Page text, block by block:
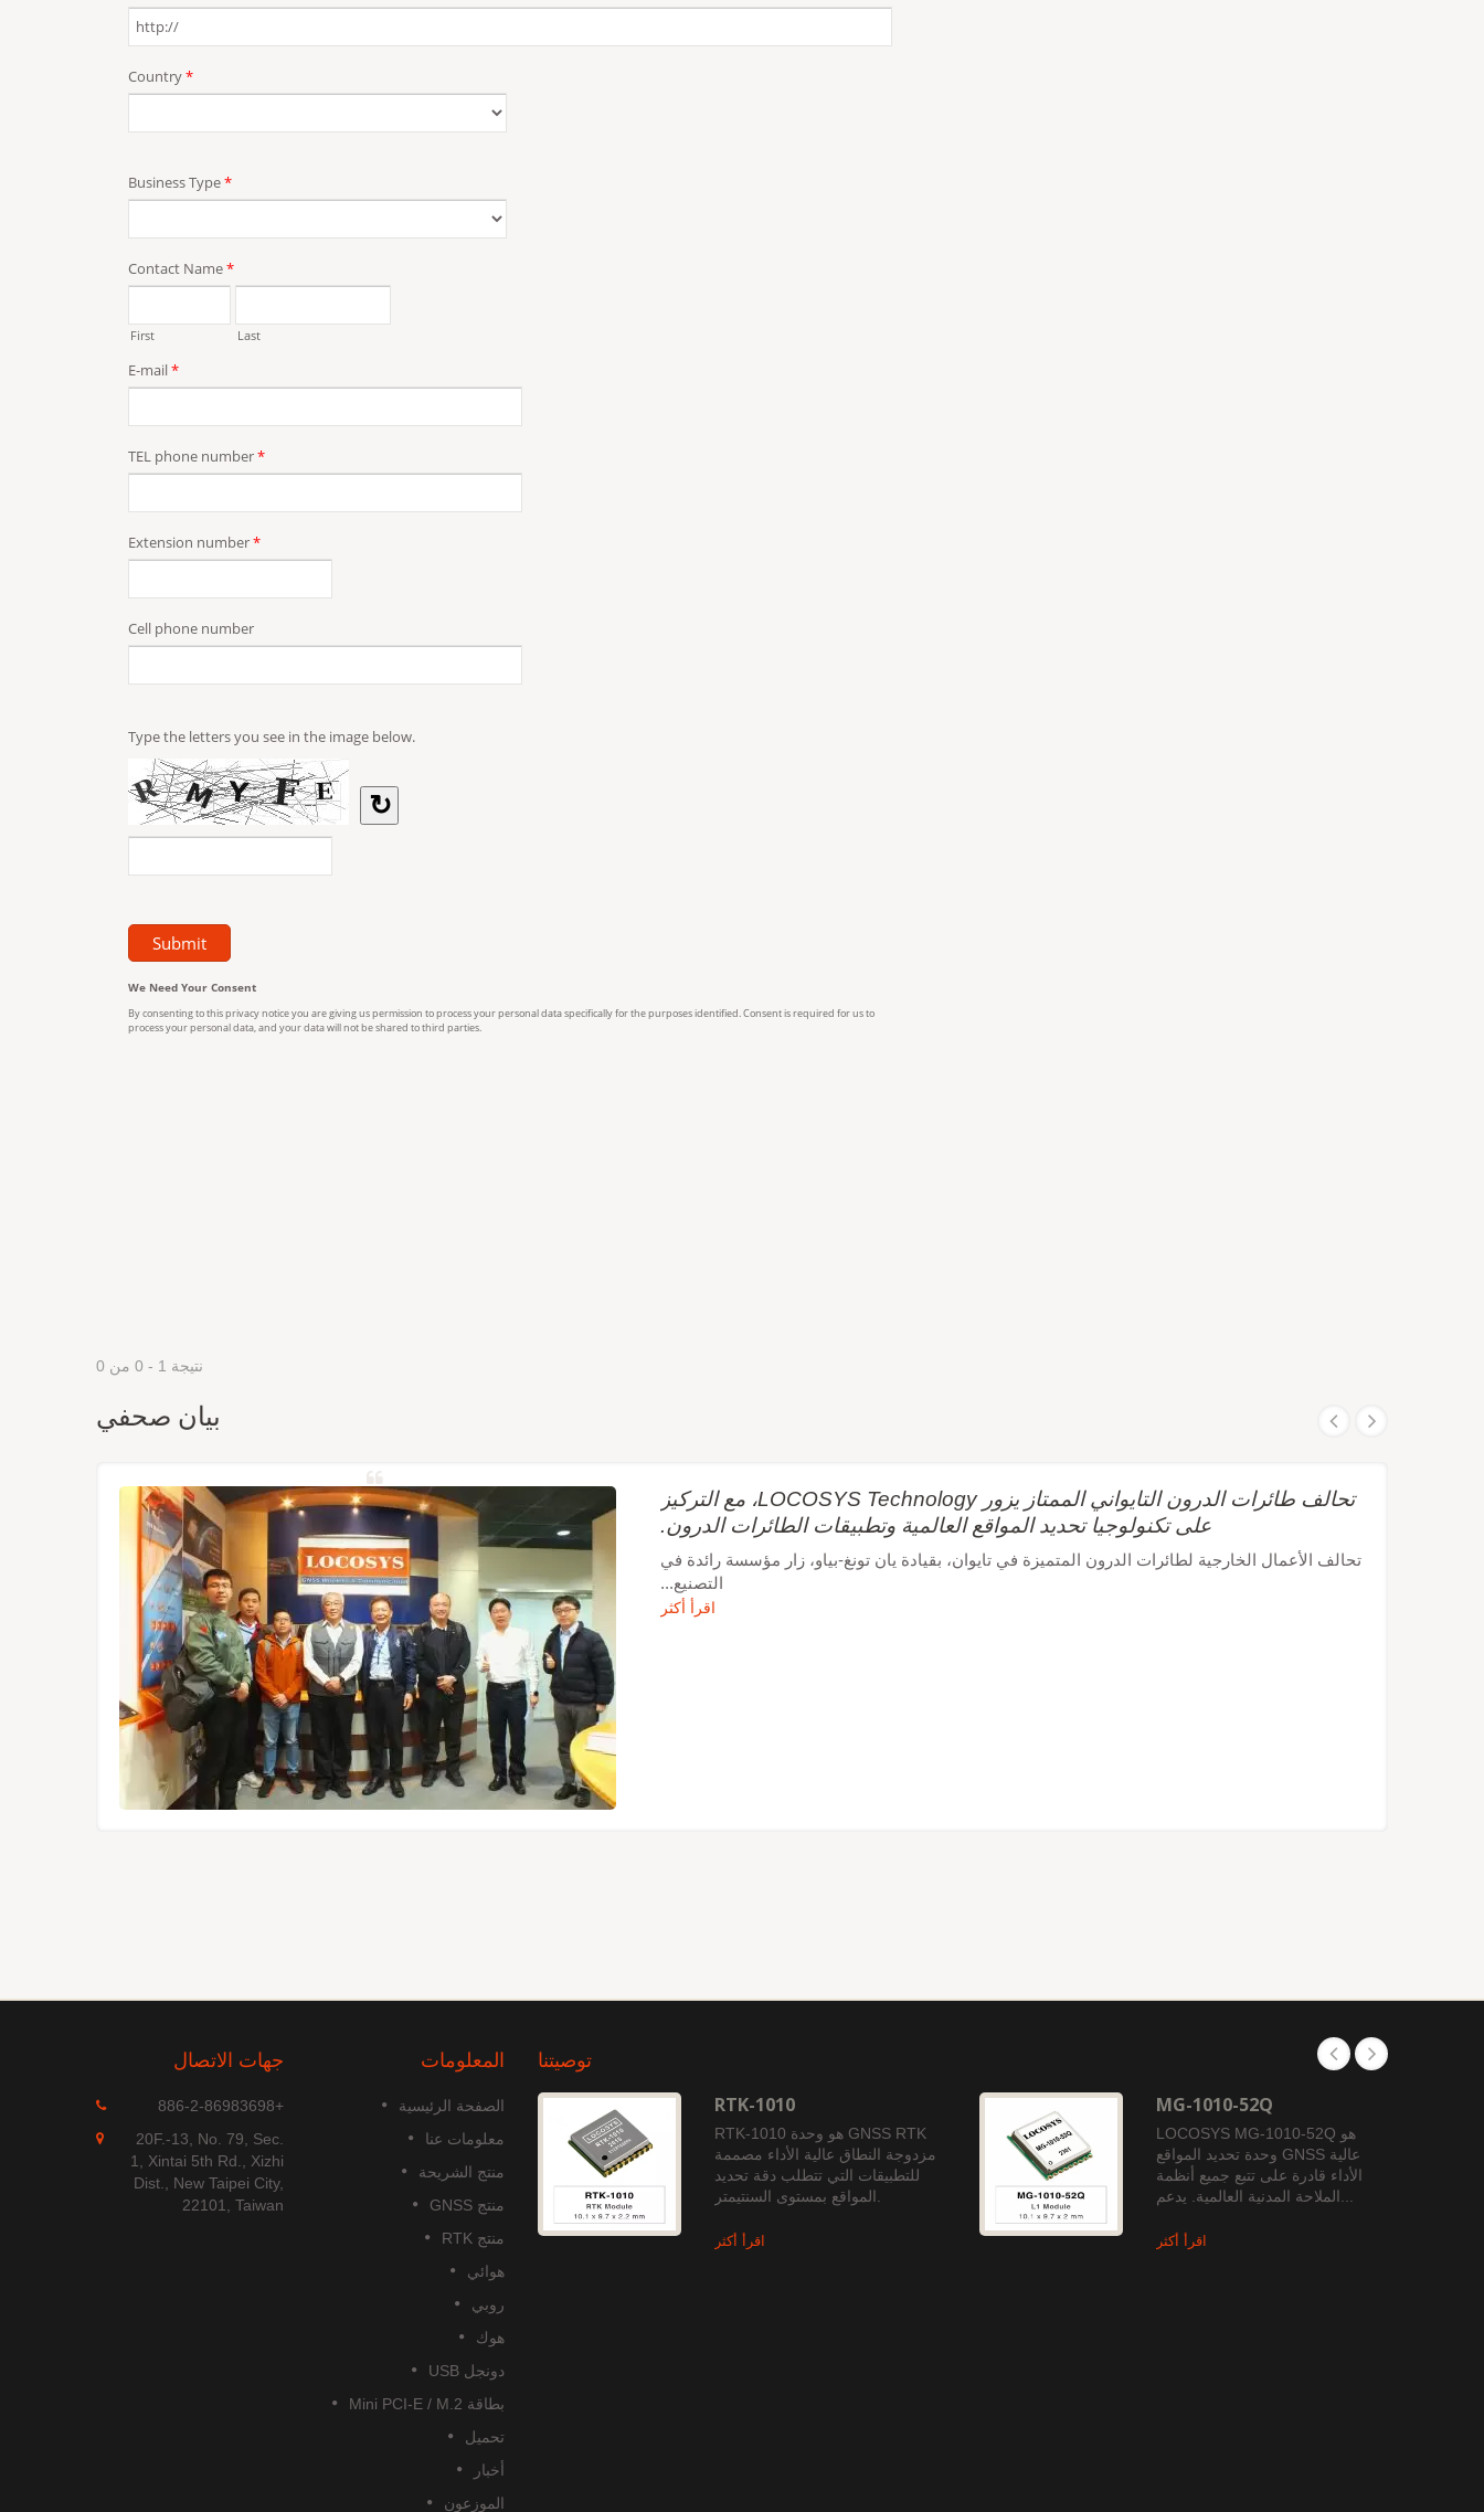
نتيجة 1 - 0 من 0
بيان صحفي
تحالف طائرات الدرون التايواني الممتاز يزور LOCOSYS Technology، مع التركيز
على تكنولوجيا تحديد المواقع العالمية وتطبيقات الطائرات الدرون.
تحالف الأعمال الخارجية لطائرات الدرون المتميزة في تايوان، بقيادة يان تونغ-بياو، زار مؤسسة رائدة في
التصنيع...
اقرأ أكثر
جهات الاتصال
+886-2-86983698
20F.-13, No. 79, Sec.
1, Xintai 5th Rd., Xizhi
Dist., New Taipei City,
22101, Taiwan
المعلومات
الصفحة الرئيسية
معلومات عنا
منتج الشريحة
منتج GNSS
منتج RTK
هوائي
روبي
هوك
دونجل USB
بطاقة Mini PCI-E / M.2
تحميل
أخبار
الموزعون
توصيتنا
MGS-1513-52Q
MGS-1513-52Q هي وحدة هوائي
ذكي متعددة الترددات GNSS قائمة
بذاتها بالكامل، تشمل هوائي مدمج
ودارات استقبال GNSS والتي...
RTK-1010
RTK-1010 هو وحدة GNSS RTK
مزدوجة النطاق عالية الأداء مصممة
للتطبيقات التي تتطلب دقة تحديد
المواقع بمستوى السنتيمتر.
اقرأ أكثر
MG-1010-52Q
LOCOSYS MG-1010-52Q هو
وحدة تحديد المواقع GNSS عالية
الأداء قادرة على تتبع جميع أنظمة
الملاحة المدنية العالمية. يدعم...
اقرأ أكثر